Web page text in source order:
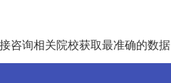
咨询相关院校获取最准确的数据